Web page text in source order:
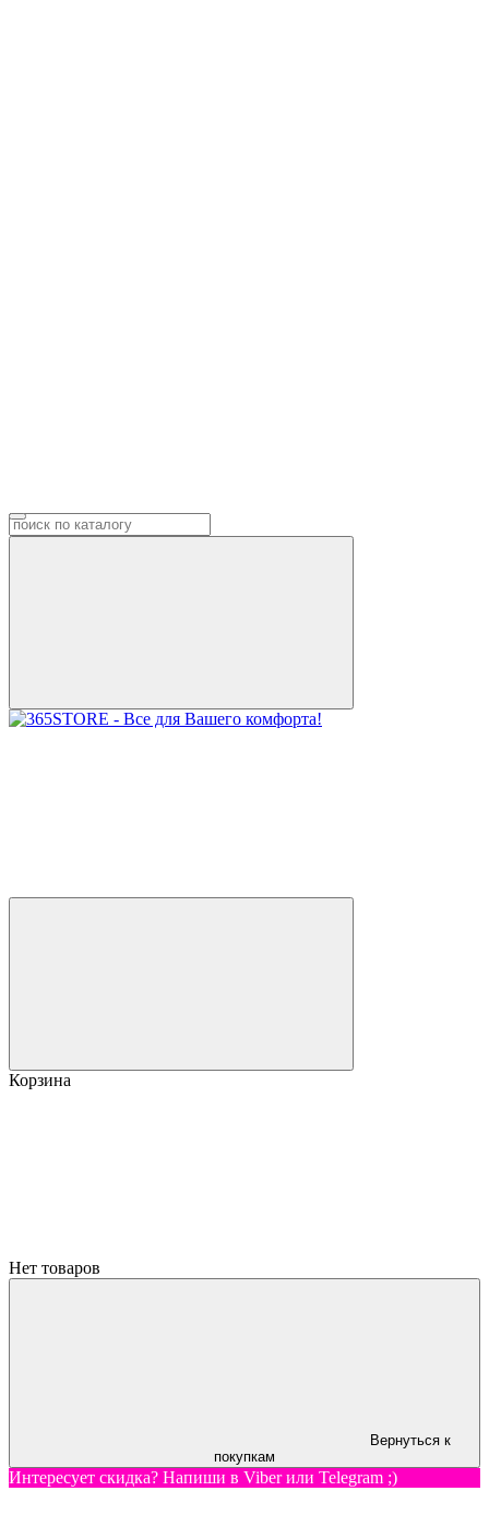
Корзина
Нет товаров
Вернуться к
покупкам
Интересует скидка? Напиши в Viber или Telegram ;)